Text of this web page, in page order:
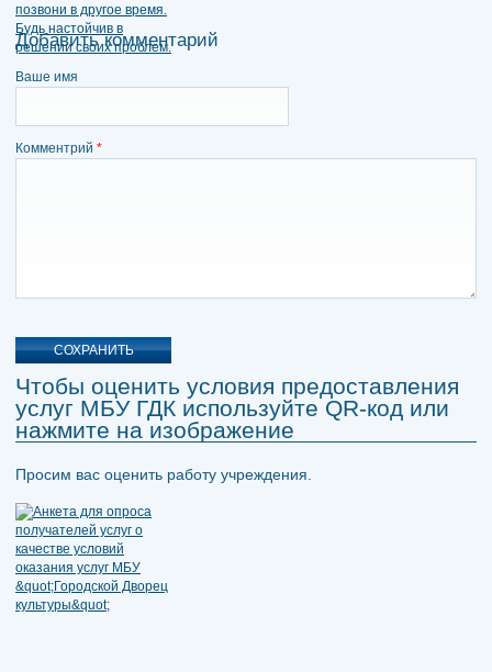
Добавить комментарий
Ваше имя
Комментрий *
Чтобы оценить условия предоставления
услуг МБУ ГДК используйте QR-код или
нажмите на изображение
Просим вас оценить работу учреждения.